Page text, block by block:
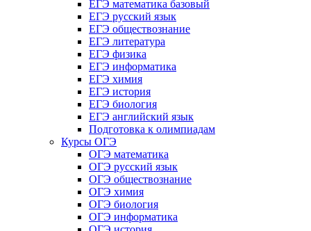
ЕГЭ математика базовый
ЕГЭ русский язык
ЕГЭ обществознание
ЕГЭ литература
ЕГЭ физика
ЕГЭ информатика
ЕГЭ химия
ЕГЭ история
ЕГЭ биология
ЕГЭ английский язык
Подготовка к олимпиадам
Курсы ОГЭ
ОГЭ математика
ОГЭ русский язык
ОГЭ обществознание
ОГЭ химия
ОГЭ биология
ОГЭ информатика